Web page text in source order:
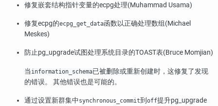
修复嵌套结构指针变量的ecpg处理(Muhammad Usama)
修复ecpg的ecpg_get_data函数以正确处理数组(Michael
Meskes)
防止pg_upgrade试图处理系统目录的TOAST表(Bruce Momjian)
当 information_schema已被删除或重新创建时，这修复了发现
的错误。 其他错误也是可能的。
通过设置新群集中 synchronous_commit到 off提升pg_upgrade